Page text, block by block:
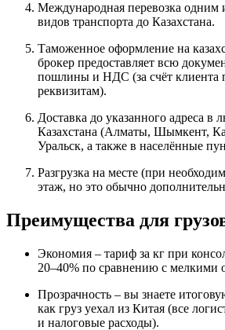
Международная перевозка одним
видов транспорта до Казахстана.
Таможенное оформление на
брокер предоставляет всю
пошлины и НДС (за счёт клиента
реквизитам).
Доставка до указанного адреса в
Казахстана (Алматы, Шымкент,
Уральск, а также в населённые
Разгрузка на месте (при
этаж, но это обычно
Преимущества для
Экономия – тариф за кг при
20–40% по сравнению с мелкими
Прозрачность – вы знаете
как груз уехал из Китая (все
и налоговые расходы).